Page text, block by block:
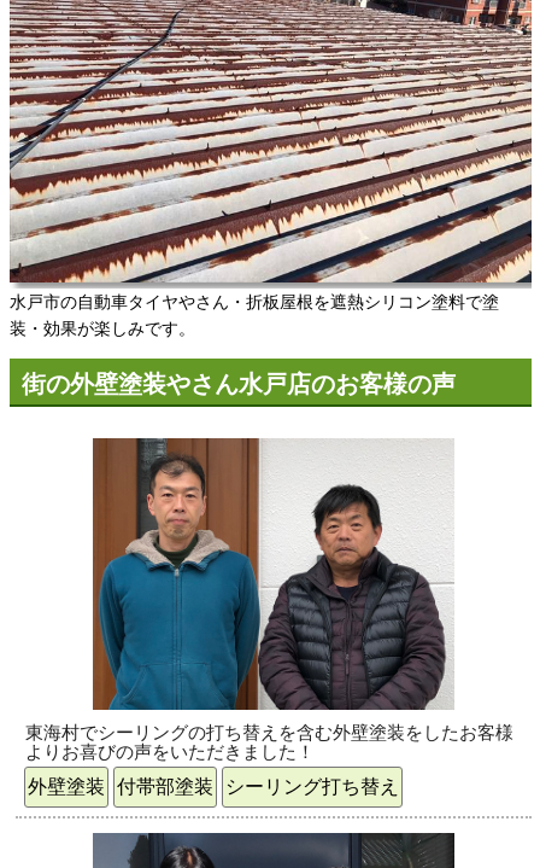
水戸市の自動車タイヤやさん・折板屋根を遮熱シリコン塗料で塗
装・効果が楽しみです。
街の外壁塗装やさん水戸店のお客様の声
東海村でシーリングの打ち替えを含む外壁塗装をしたお客様
よりお喜びの声をいただきました！
外壁塗装 付帯部塗装 シーリング打ち替え